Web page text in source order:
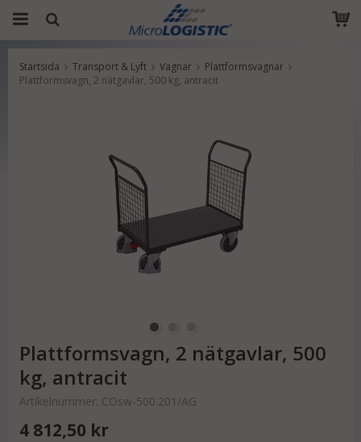
Produkten har blivit tillagd i varukorgen
Startsida Transport & Lyft Vagnar
Plattformsvagnar
Plattformsvagn, 2 nätgavlar, 500 kg, antracit
Plattformsvagn, 2 nätgavlar, 500
kg, antracit
Artikelnummer: COsw-500.201/AG
4 812,50 kr